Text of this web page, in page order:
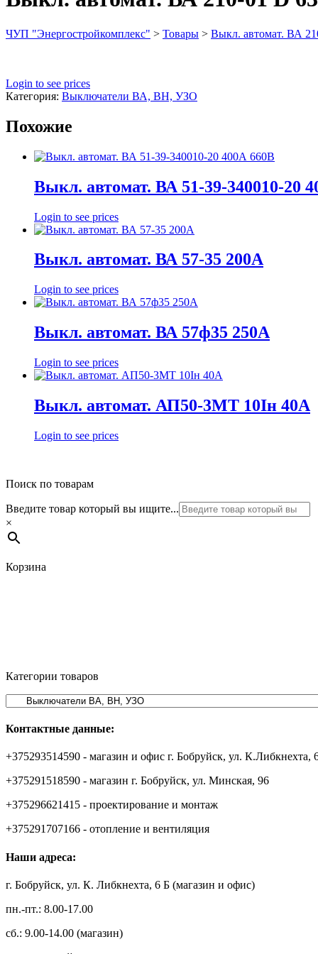
ЧУП "Энергостройкомплекс" > Товары > Выкл. автомат. ВА
Login to see prices
Категория: Выключатели ВА, ВН, УЗО
Похожие
Выкл. автомат. ВА 51-39-340010-20
Login to see prices
Выкл. автомат. ВА 57-35 200А
Login to see prices
Выкл. автомат. ВА 57ф35 250А
Login to see prices
Выкл. автомат. АП50-3МТ 10Iн 40А
Login to see prices
Поиск по товарам
Введите товар который вы ищите...
×
Корзина
Категории товаров
Контактные данные:
+375293514590 - магазин и офис г. Бобруйск, ул. К.Либкнехта,
+375291518590 - магазин г. Бобруйск, ул. Минская, 96
+375296621415 - проектирование и монтаж
+375291707166 - отопление и вентиляция
Наши адреса:
г. Бобруйск, ул. К. Либкнехта, 6 Б (магазин и офис)
пн.-пт.: 8.00-17.00
сб.: 9.00-14.00 (магазин)